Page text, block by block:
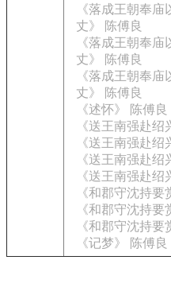
《落成王朝奉
丈》 陈傅良
《落成王朝奉
丈》 陈傅良
《落成王朝奉
丈》 陈傅良
《述怀》 陈傅良
《送王南强赴
《送王南强赴
《送王南强赴
《送王南强赴
《和郡守沈持
《和郡守沈持
《和郡守沈持
《记梦》 陈傅良